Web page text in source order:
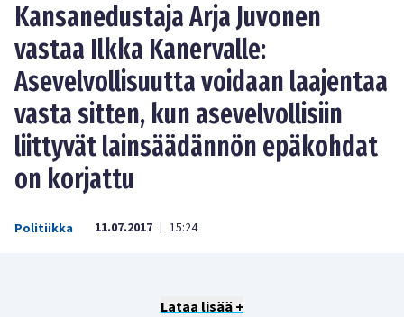
Kansanedustaja Arja Juvonen
vastaa Ilkka Kanervalle:
Asevelvollisuutta voidaan laajentaa
vasta sitten, kun asevelvollisiin
liittyvät lainsäädännön epäkohdat
on korjattu
Politiikka 11.07.2017 | 15:24
Lataa lisää +